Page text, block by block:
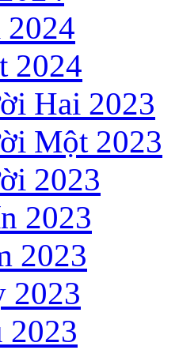
2024
Hai 2023
Một 2023
2023
2023
2023
2023
2023